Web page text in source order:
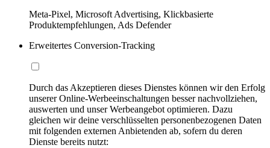
Meta-Pixel, Microsoft Advertising, Klickbasierte
Produktempfehlungen, Ads Defender
Erweitertes Conversion-Tracking
Durch das Akzeptieren dieses Dienstes können wir den Erfolg
unserer Online-Werbeeinschaltungen besser nachvollziehen,
auswerten und unser Werbeangebot optimieren. Dazu
gleichen wir deine verschlüsselten personenbezogenen Daten
mit folgenden externen Anbietenden ab, sofern du deren
Dienste bereits nutzt: